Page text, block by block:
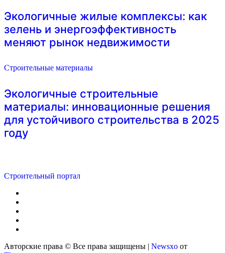
Экологичные жилые комплексы: как
зелень и энергоэффективность
меняют рынок недвижимости
Строительные материалы
Экологичные строительные
материалы: инновационные решения
для устойчивого строительства в 2025
году
Строительный портал
Авторские права © Все права защищены | Newsxo от